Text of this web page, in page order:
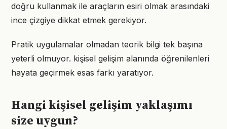
doğru kullanmak ile araçların esiri olmak arasındaki
ince çizgiye dikkat etmek gerekiyor.
Pratik uygulamalar olmadan teorik bilgi tek başına
yeterli olmuyor. kişisel gelişim alanında öğrenilenleri
hayata geçirmek esas farkı yaratıyor.
Hangi kişisel gelişim yaklaşımı
size uygun?